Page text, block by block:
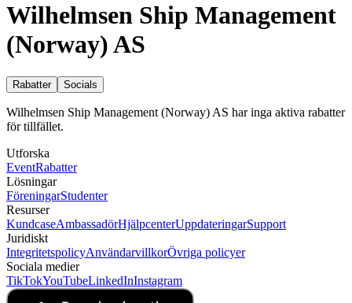
Wilhelmsen Ship Management
(Norway) AS
Rabatter Socials
Wilhelmsen Ship Management (Norway) AS har inga aktiva rabatter
för tillfället.
Utforska
EventRabatter
Lösningar
FöreningarStudenter
Resurser
KundcaseAmbassadörHjälpcenterUppdateringarSupport
Juridiskt
IntegritetspolicyAnvändarvillkorÖvriga policyer
Sociala medier
TikTokYouTubeLinkedInInstagram